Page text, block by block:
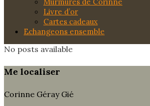
Livre d’or
Cartes cadeaux
Echangeons ensemble
No posts available
Me localiser
Corinne Géray Gié